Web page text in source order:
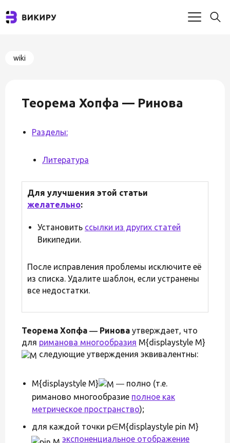
wiki
Теорема Хопфа — Ринова
Разделы:
Литература
Для улучшения этой статьи
желательно:
Установить ссылки из других статей
Википедии.
После исправления проблемы исключите её
из списка. Удалите шаблон, если устранены
все недостатки.
Теорема Хопфа ― Ринова утверждает, что
для риманова многообразия M{displaystyle M}
следующие утверждения эквивалентны:
M{displaystyle M}
― полно (т.е.
риманово многообразие полное как
метрическое пространство);
для каждой точки p∈M{displaystyle pin M}
экспоненциальное отображение